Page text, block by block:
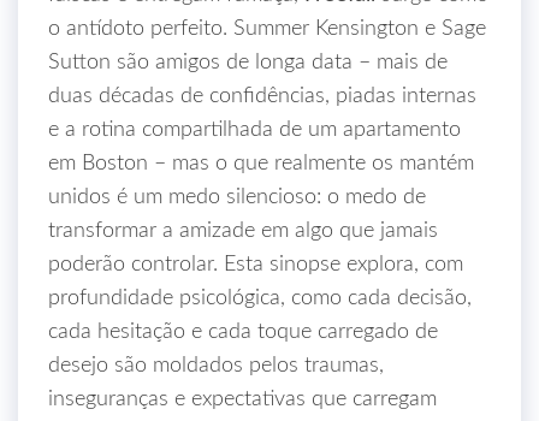
o antídoto perfeito. Summer Kensington e Sage
Sutton são amigos de longa data – mais de
duas décadas de confidências, piadas internas
e a rotina compartilhada de um apartamento
em Boston – mas o que realmente os mantém
unidos é um medo silencioso: o medo de
transformar a amizade em algo que jamais
poderão controlar. Esta sinopse explora, com
profundidade psicológica, como cada decisão,
cada hesitação e cada toque carregado de
desejo são moldados pelos traumas,
inseguranças e expectativas que carregam